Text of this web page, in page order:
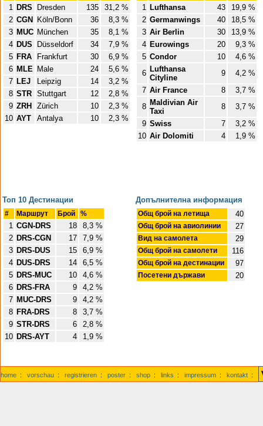
1 DRS Dresden 135
31,2 %
2 CGN Köln/Bonn 36
8,3 %
3 MUC München 35
8,1 %
4 DUS Düsseldorf 34
7,9 %
5 FRA Frankfurt 30
6,9 %
6 MLE Male 24
5,6 %
7 LEJ Leipzig 14
3,2 %
8 STR Stuttgart 12
2,8 %
9 ZRH Zürich 10
2,3 %
10 AYT Antalya 10 2,3 %
1 Lufthansa 43
19,9 %
2 Germanwings 40
18,5 %
3 Air Berlin 30
13,9 %
4 Eurowings 20
9,3 %
5 Condor 10
4,6 %
6 Lufthansa
Cityline
9
4,2 %
7 Air France 8
3,7 %
8 Maldivian Air
Taxi
8
3,7 %
9 Swiss 7
3,2 %
10 Air Dolomiti 4 1,9 %
Топ 10 Дестинации
# Маршрут Брой %
1 CGN-DRS 18
8,3 %
2 DRS-CGN 17
7,9 %
3 DRS-DUS 15
6,9 %
4 DUS-DRS 14
6,5 %
5 DRS-MUC 10
4,6 %
6 DRS-FRA 9
4,2 %
7 MUC-DRS 9
4,2 %
8 FRA-DRS 8
3,7 %
9 STR-DRS 6
2,8 %
10 DRS-AYT 4 1,9 %
Допълнителна информация
Общ брой на летища 40
Общ брой на авиолинии 27
Вид на самолета 29
Общ брой на самолети 116
Общ брой на дестинации 97
Посетени държави 20
home : vorschau : registrieren : poster : shop : links : impressum : kontakt :